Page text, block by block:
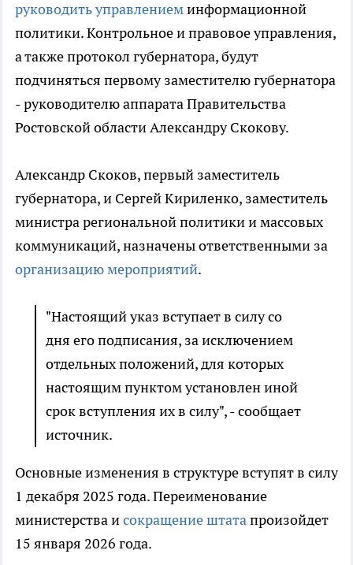
руководить управлениеминформационной
политики. Контрольное и правовое управления,
а также протокол губернатора, будут
подчиняться первому заместителю губернатора
- руководителю аппарата Правительства
Ростовской области Александру Скокову.
Александр Скоков, первый заместитель
губернатора, и Сергей Кириленко, заместитель
министра региональной политики и массовых
коммуникаций, назначены ответственными за
организацию мероприятий.
"Настоящий указ вступает в силу со
дня его подписания, за исключением
отдельных положений, для которых
настоящим пунктом установлен иной
срок вступления их в силу", - сообщает
источник.
Основные изменения в структуре вступят в силу
1 декабря 2025 года. Переименование
министерства исокращение штатапроизойдет
15 января 2026 года.